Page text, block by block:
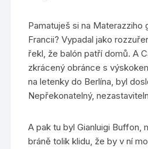
Pamatuješ si na Materazziho
Francii? Vypadal jako
řekl, že balón patří domů. A
zkrácený obránce s
na letenky do Berlína, byl
Nepřekonatelný,
A pak tu byl Gianluigi Buffon,
bráně tolik klidu, že by v ní